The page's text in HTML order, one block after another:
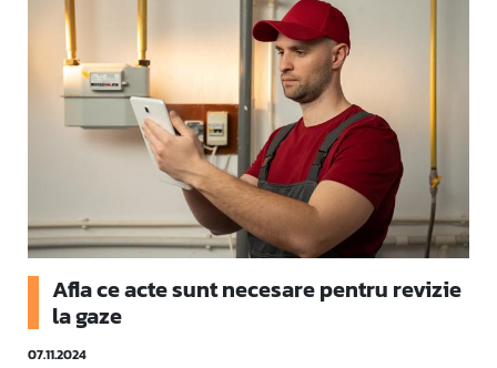
Afla ce acte sunt necesare pentru revizie
la gaze
07.11.2024